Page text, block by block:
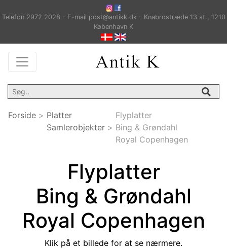
Telefon 2972 2028 - E-mail post@antikk.dk - Knabrostræde 13 st., 1210
København K
Forside > Platter
Samlerobjekter >
Flyplatter
Bing & Grøndahl
Royal Copenhagen
Flyplatter
Bing & Grøndahl
Royal Copenhagen
Klik på et billede for at se nærmere.